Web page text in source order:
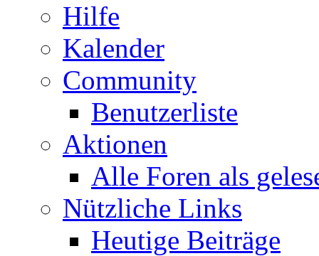
Hilfe
Kalender
Community
Benutzerliste
Aktionen
Alle Foren als
Nützliche Links
Heutige Beiträge